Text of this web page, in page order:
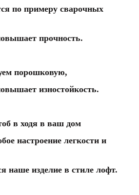
по примеру сварочных
прочность.
порошковую,
изностойкость.
в ходя в ваш дом
настроение легкости и
наше изделие в стиле лофт.